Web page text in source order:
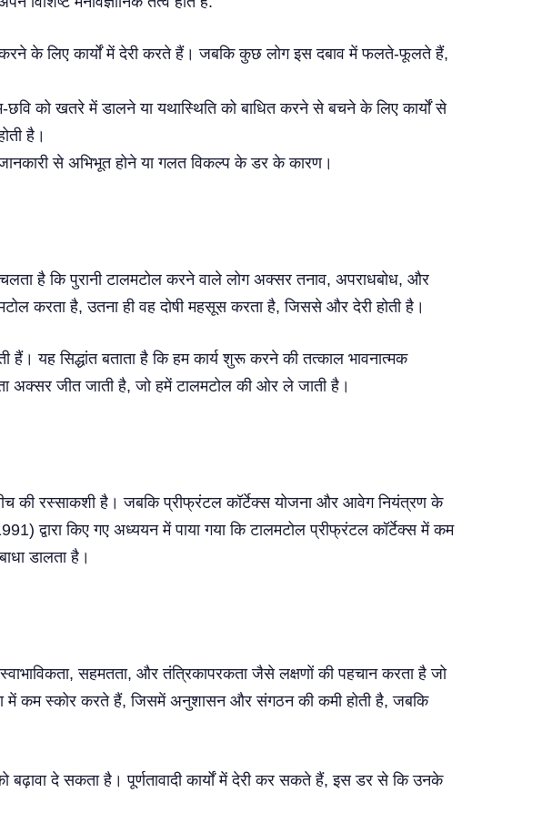
करने के लिए कार्यों में देरी करते हैं। जबकि कुछ लोग इस दबाव में फलते-फूलते हैं,
को खतरे में डालने या यथास्थिति को बाधित करने से बचने के लिए कार्यों से
है।
से अभिभूत होने या गलत विकल्प के डर के कारण।
है कि पुरानी टालमटोल करने वाले लोग अक्सर तनाव, अपराधबोध, और
करता है, उतना ही वह दोषी महसूस करता है, जिससे और देरी होती है।
हैं। यह सिद्धांत बताता है कि हम कार्य शुरू करने की तत्काल भावनात्मक
अक्सर जीत जाती है, जो हमें टालमटोल की ओर ले जाती है।
की रस्साकशी है। जबकि प्रीफ्रंटल कॉर्टेक्स योजना और आवेग नियंत्रण के
द्वारा किए गए अध्ययन में पाया गया कि टालमटोल प्रीफ्रंटल कॉर्टेक्स में कम
डालता है।
सहमतता, और तंत्रिकापरकता जैसे लक्षणों की पहचान करता है जो
में कम स्कोर करते हैं, जिसमें अनुशासन और संगठन की कमी होती है, जबकि
दे सकता है। पूर्णतावादी कार्यों में देरी कर सकते हैं, इस डर से कि उनके